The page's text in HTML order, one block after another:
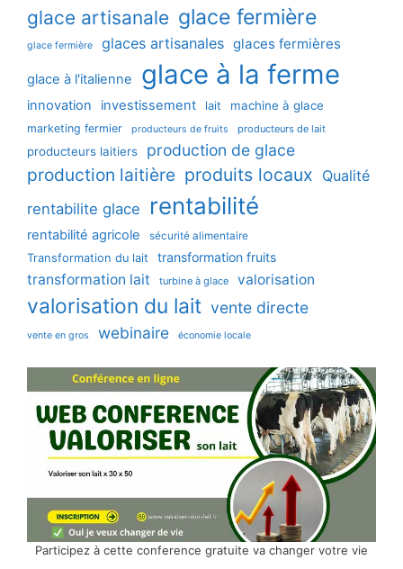
glace artisanale glace fermière
glace fermière glaces artisanales glaces fermières
glace à l'italienne glace à la ferme
innovation investissement lait machine à glace
marketing fermier producteurs de fruits producteurs de lait
producteurs laitiers production de glace
production laitière produits locaux Qualité
rentabilite glace
rentabilité
rentabilité agricole sécurité alimentaire
Transformation du lait transformation fruits
transformation lait turbine à glace valorisation
valorisation du lait vente directe
vente en gros webinaire économie locale
Participez à cette conference gratuite va changer votre vie